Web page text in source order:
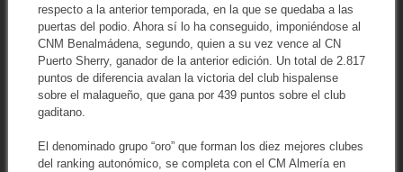
respecto a la anterior temporada, en la que se quedaba a las
puertas del podio. Ahora sí lo ha conseguido, imponiéndose al
CNM Benalmádena, segundo, quien a su vez vence al CN
Puerto Sherry, ganador de la anterior edición. Un total de 2.817
puntos de diferencia avalan la victoria del club hispalense
sobre el malagueño, que gana por 439 puntos sobre el club
gaditano.
El denominado grupo “oro” que forman los diez mejores clubes
del ranking autonómico, se completa con el CM Almería en